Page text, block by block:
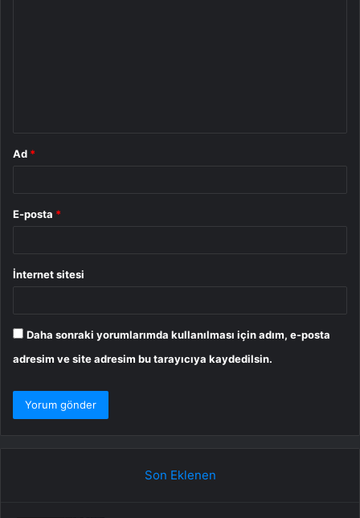
Ad *
E-posta *
İnternet sitesi
Daha sonraki yorumlarımda kullanılması için adım, e-posta
adresim ve site adresim bu tarayıcıya kaydedilsin.
Son Eklenen